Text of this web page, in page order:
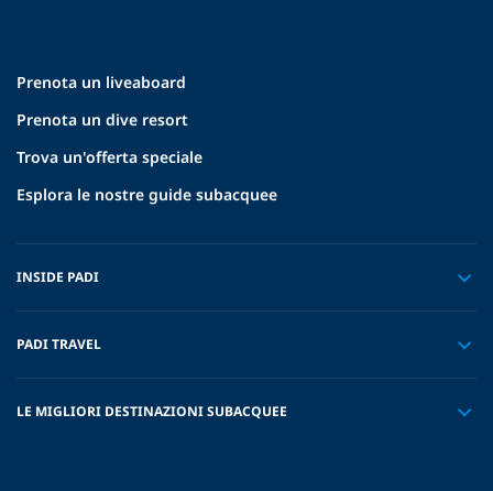
Prenota un liveaboard
Prenota un dive resort
Trova un'offerta speciale
Esplora le nostre guide subacquee
INSIDE PADI
PADI TRAVEL
LE MIGLIORI DESTINAZIONI SUBACQUEE